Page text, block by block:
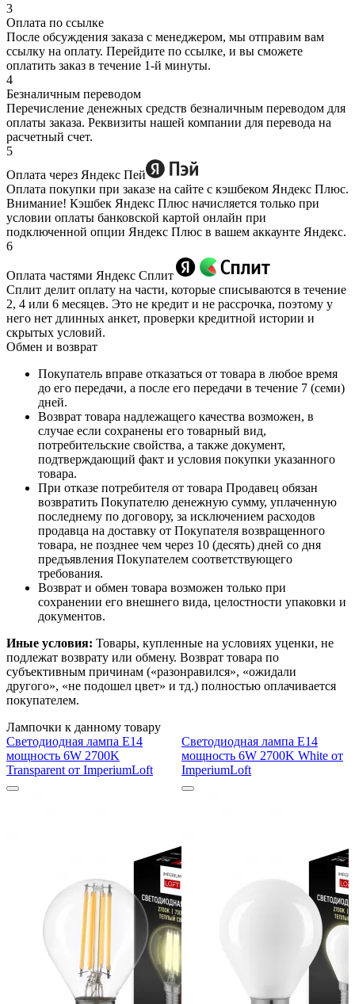
3
Оплата по ссылке
После обсуждения заказа с менеджером, мы отправим вам
ссылку на оплату. Перейдите по ссылке, и вы сможете
оплатить заказ в течение 1-й минуты.
4
Безналичным переводом
Перечисление денежных средств безналичным переводом для
оплаты заказа. Реквизиты нашей компании для перевода на
расчетный счет.
5
Оплата через Яндекс Пей
Оплата покупки при заказе на сайте с кэшбеком Яндекс Плюс.
Внимание! Кэшбек Яндекс Плюс начисляется только при
условии оплаты банковской картой онлайн при
подключенной опции Яндекс Плюс в вашем аккаунте Яндекс.
6
Оплата частями Яндекс Сплит
Сплит делит оплату на части, которые списываются в течение
2, 4 или 6 месяцев. Это не кредит и не рассрочка, поэтому у
него нет длинных анкет, проверки кредитной истории и
скрытых условий.
Обмен и возврат
Покупатель вправе отказаться от товара в любое время
до его передачи, а после его передачи в течение 7 (семи)
дней.
Возврат товара надлежащего качества возможен, в
случае если сохранены его товарный вид,
потребительские свойства, а также документ,
подтверждающий факт и условия покупки указанного
товара.
При отказе потребителя от товара Продавец обязан
возвратить Покупателю денежную сумму, уплаченную
последнему по договору, за исключением расходов
продавца на доставку от Покупателя возвращенного
товара, не позднее чем через 10 (десять) дней со дня
предъявления Покупателем соответствующего
требования.
Возврат и обмен товара возможен только при
сохранении его внешнего вида, целостности упаковки и
документов.
Иные условия: Товары, купленные на условиях уценки, не
подлежат возврату или обмену. Возврат товара по
субъективным причинам («разонравился», «ожидали
другого», «не подошел цвет» и тд.) полностью оплачивается
покупателем.
Лампочки к данному товару
Светодиодная лампа E14
мощность 6W 2700K
Transparent от ImperiumLoft
Светодиодная лампа E14
мощность 6W 2700K White от
ImperiumLoft